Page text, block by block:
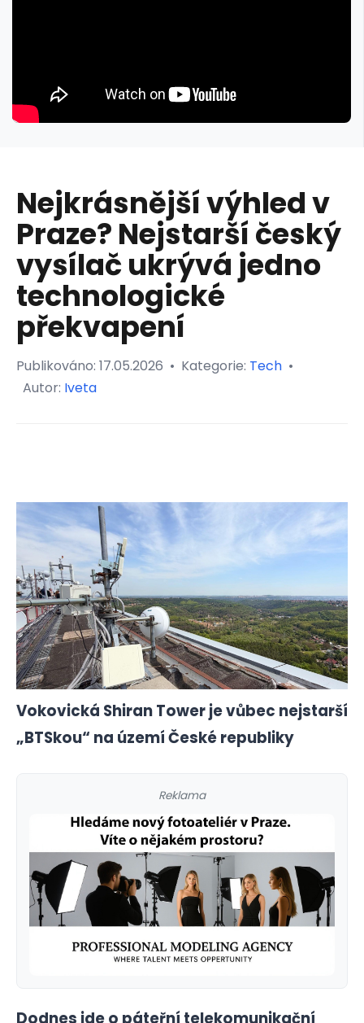
Nejkrásnější výhled v
Praze? Nejstarší český
vysílač ukrývá jedno
technologické
překvapení
Publikováno: 17.05.2026 • Kategorie: Tech •
Autor: Iveta
Vokovická Shiran Tower je vůbec nejstarší
„BTSkou“ na území České republiky
Reklama
Dodnes jde o páteřní telekomunikační